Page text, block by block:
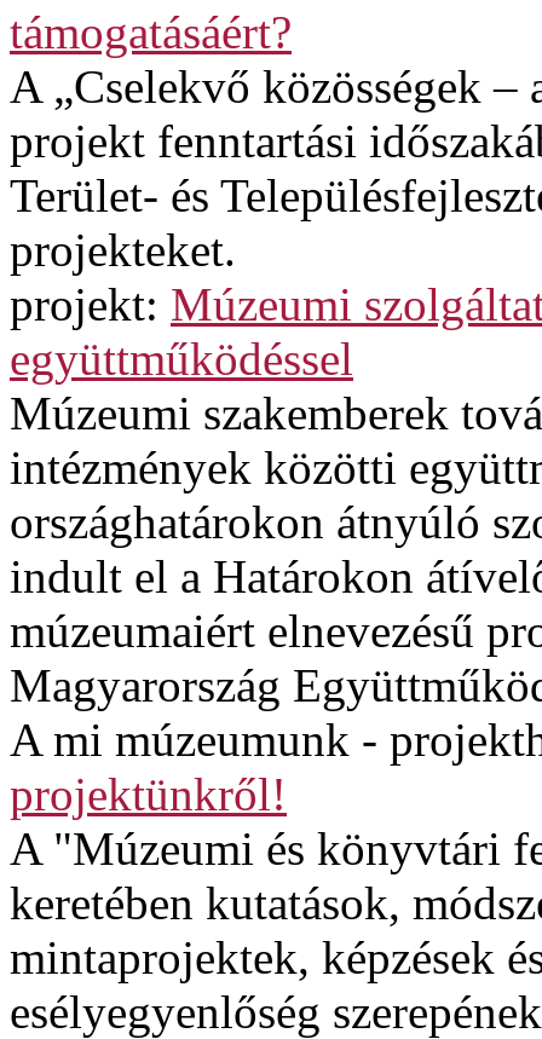
támogatásáért?
A „Cselekvő közösségek –
projekt fenntartási
Terület- és
projekteket.
projekt: Múzeumi
együttműködéssel
Múzeumi szakemberek
intézmények közötti
országhatárokon átnyúló
indult el a Határokon
múzeumaiért elnevezésű
Magyarország
A mi múzeumunk -
projektünkről!
A "Múzeumi és könyvtári
keretében kutatások,
mintaprojektek, képzések
esélyegyenlőség